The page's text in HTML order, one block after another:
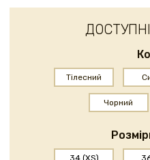
Тілесний
Чорний